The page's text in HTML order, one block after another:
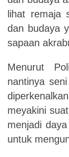
lihat remaja
dan budaya
sapaan
Menurut
nantinya
meyakini
menjadi
untuk